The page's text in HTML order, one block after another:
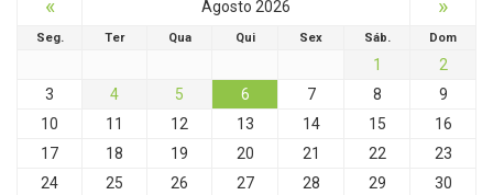
« Agosto 2026 »
Seg. Ter Qua Qui Sex Sáb. Dom
1
2
3
4 5 6 7 8
9
10
11 12 13 14 15
16
17
18 19 20 21 22
23
24
25 26 27 28 29 30